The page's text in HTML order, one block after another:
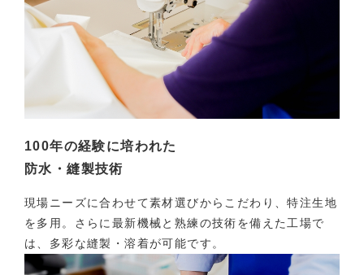
100年の経験に培われた
防水・縫製技術
現場ニーズに合わせて素材選びからこだわり、特注生地
を多用。さらに最新機械と熟練の技術を備えた工場で
は、多彩な縫製・溶着が可能です。